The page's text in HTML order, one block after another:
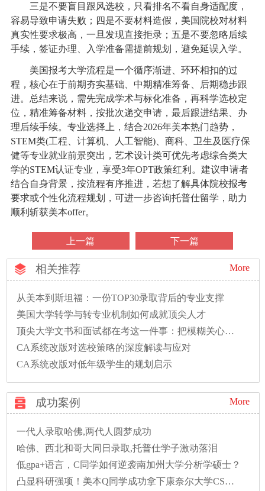
三是不要盲目跟风选校，只看排名不看自身适配度，
容易导致申请失败；四是不要材料造假，美国院校对材料
真实性要求极高，一旦发现直接拒录；五是不要忽略后续
手续，签证办理、入学准备需提前规划，避免延误入学。
美国报考大学流程是一个循序渐进、环环相扣的过
程，核心在于前期夯实基础、中期精准筹备、后期稳步跟
进。总结来说，需先完成学术与标化准备，再科学选校定
位，精准筹备材料，按批次递交申请，最后跟进结果、办
理后续手续。专业选择上，结合2026年美本热门趋势，
STEM类(工程、计算机、人工智能)、商科、卫生及医疗保
健等专业就业前景突出，艺术设计类可优先考虑综合类大
学的STEM认证专业，享受3年OPT政策红利。建议申请者
结合自身背景，按流程有序推进，若想了解具体院校报考
要求或个性化流程规划，可进一步咨询托普仕留学，助力
顺利斩获美本offer。
上一篇 下一篇
相关推荐 More
从美本到斯坦福：一份TOP30录取背后的专业支撑
美国大学转学与转专业机制如何成就顶尖人才
顶尖大学文书和面试都在考这一件事：把模糊关心变成精准问题
CA系统改版对选校策略的深度解读与应对
CA系统改版对低年级学生的规划启示
成功案例 More
一代人录取哈佛,两代人圆梦成功
哈佛、西北和哥大同日录取,托普仕学子激动落泪
低gpa+语言，C同学如何逆袭南加州大学分析学硕士？
凸显科研强项！美本Q同学成功拿下康奈尔大学CS硕士录取！